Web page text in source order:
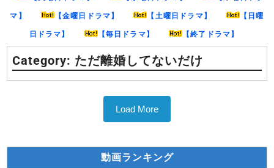
マ】 【金曜日ドラマ】 【土曜日ドラマ】 【日曜
日ドラマ】 【毎日ドラマ】 【終了ドラマ】
Category: ただ離婚してないだけ
Load More
動画ランキング